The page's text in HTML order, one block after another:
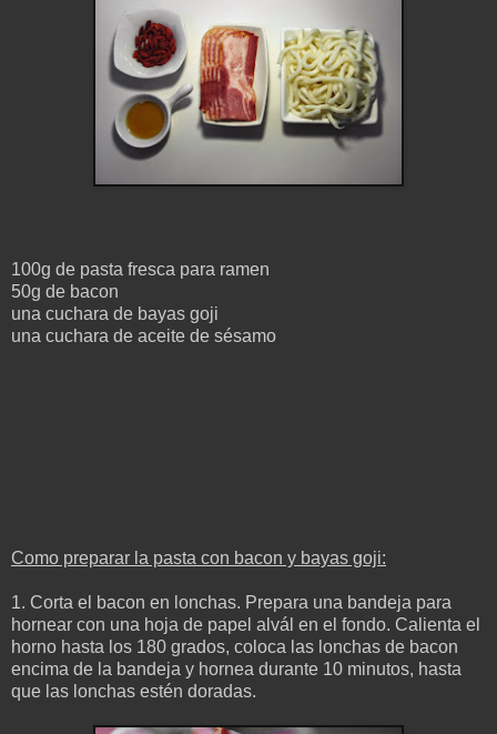
100g de pasta fresca para ramen
50g de bacon
una cuchara de bayas goji
una cuchara de aceite de sésamo
Como preparar la pasta con bacon y bayas goji:
1. Corta el bacon en lonchas. Prepara una bandeja para
hornear con una hoja de papel alvál en el fondo. Calienta el
horno hasta los 180 grados, coloca las lonchas de bacon
encima de la bandeja y hornea durante 10 minutos, hasta
que las lonchas estén doradas.